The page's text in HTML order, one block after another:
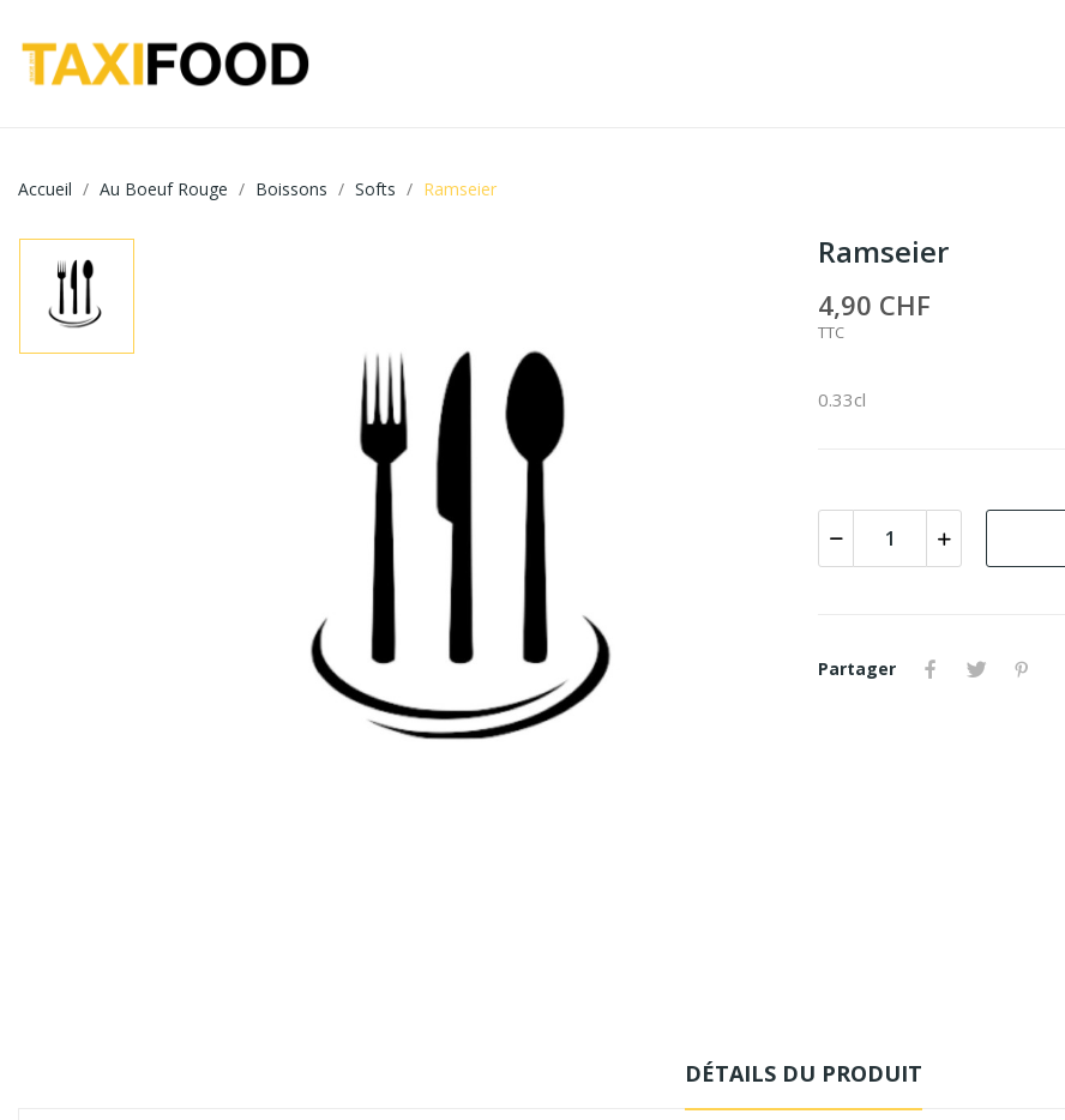
Accueil Au Boeuf Rouge Boissons Softs Ramseier
Ramseier
4,90 CHF
TTC
0.33cl
Partager
DÉTAILS DU PRODUIT